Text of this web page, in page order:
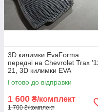
3D килимки EvaForma
передні на Chevrolet Trax
21, 3D килимки EVA
Готово до відправки
1 600 ₴/комплект
1 700 ₴/комплект